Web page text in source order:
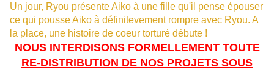
Un jour, Ryou présente Aiko à une fille qu'il pense épouser
ce qui pousse Aiko à définitevement rompre avec Ryou. A
la place, une histoire de coeur torturé débute !
NOUS INTERDISONS FORMELLEMENT TOUTE
RE-DISTRIBUTION DE NOS PROJETS SOUS